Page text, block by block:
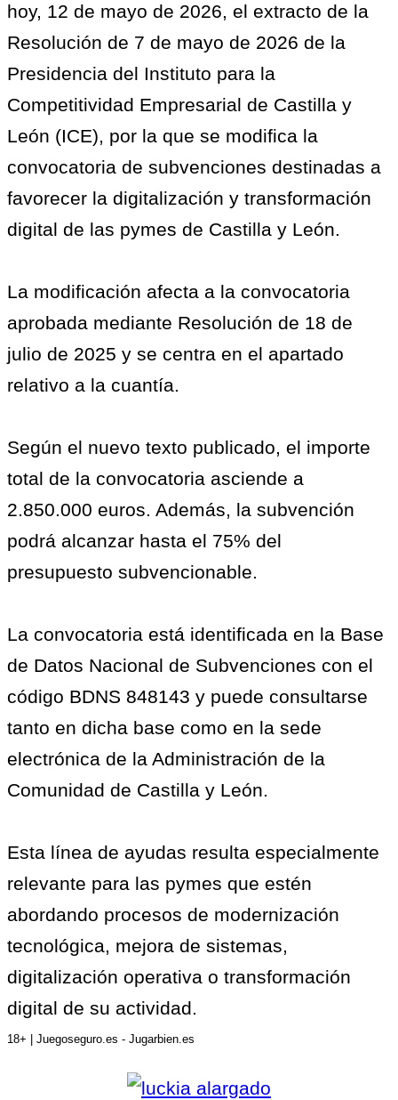
hoy, 12 de mayo de 2026, el extracto de la
Resolución de 7 de mayo de 2026 de la
Presidencia del Instituto para la
Competitividad Empresarial de Castilla y
León (ICE), por la que se modifica la
convocatoria de subvenciones destinadas a
favorecer la digitalización y transformación
digital de las pymes de Castilla y León.
La modificación afecta a la convocatoria
aprobada mediante Resolución de 18 de
julio de 2025 y se centra en el apartado
relativo a la cuantía.
Según el nuevo texto publicado, el importe
total de la convocatoria asciende a
2.850.000 euros. Además, la subvención
podrá alcanzar hasta el 75% del
presupuesto subvencionable.
La convocatoria está identificada en la Base
de Datos Nacional de Subvenciones con el
código BDNS 848143 y puede consultarse
tanto en dicha base como en la sede
electrónica de la Administración de la
Comunidad de Castilla y León.
Esta línea de ayudas resulta especialmente
relevante para las pymes que estén
abordando procesos de modernización
tecnológica, mejora de sistemas,
digitalización operativa o transformación
digital de su actividad.
18+ | Juegoseguro.es - Jugarbien.es